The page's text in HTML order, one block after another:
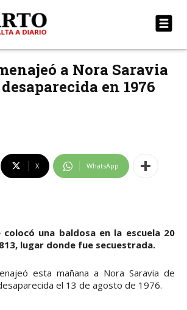
a Nora Saravia
en 1976
X WhatsApp
colocó una baldosa en la escuela 20
lugar donde fue secuestrada.
esta mañana a Nora Saravia de
el 13 de agosto de 1976.